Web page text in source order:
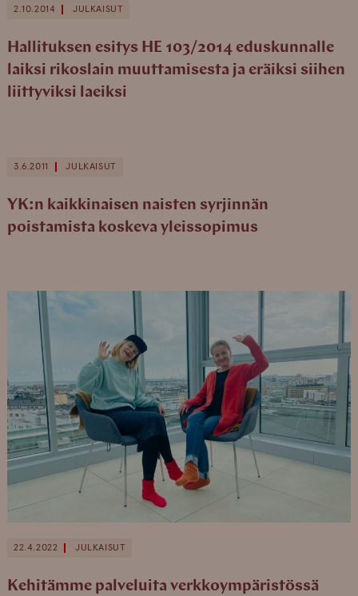
2.10.2014 JULKAISUT
Hallituksen esitys HE 103/2014 eduskunnalle
laiksi rikoslain muuttamisesta ja eräiksi siihen
liittyviksi laeiksi
3.6.2011 JULKAISUT
YK:n kaikkinaisen naisten syrjinnän
poistamista koskeva yleissopimus
22.4.2022 JULKAISUT
Kehitämme palveluita verkkoympäristössä